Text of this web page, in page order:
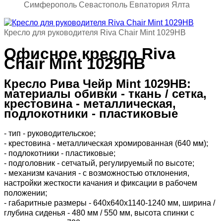
Симферополь Севастополь Евпатория Ялта
Кресло для руководителя Riva Chair Mint 1029HB
Офисное кресло Riva
Chair Mint 1029HB
Кресло Рива Чейр Mint 1029HB:
материалы обивки - ткань / сетка,
крестовина - металлическая,
подлокотники - пластиковые
- тип - руководительское;
- крестовина - металлическая хромированная (640 мм);
- подлокотники - пластиковые;
- подголовник - сетчатый, регулируемый по высоте;
- механизм качания - с возможностью отклонения,
настройки жесткости качания и фиксации в рабочем
положении;
- габаритные размеры - 640х640х1140-1240 мм, ширина /
глубина сиденья - 480 мм / 550 мм, высота спинки с